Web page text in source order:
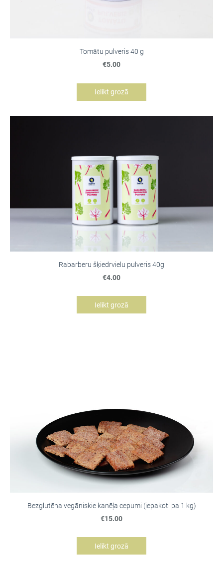
Tomātu pulveris 40 g
€5.00
Ielikt grozā
Rabarberu šķiedrvielu pulveris 40g
€4.00
Ielikt grozā
Bezglutēna vegāniskie kanēļa cepumi (iepakoti pa 1 kg)
€15.00
Ielikt grozā